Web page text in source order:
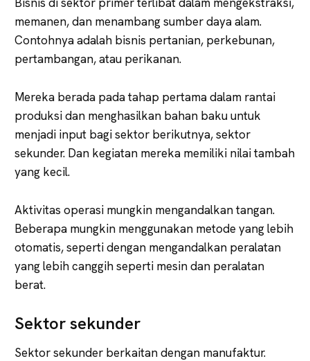
memanen, dan menambang sumber daya alam.
Contohnya adalah bisnis pertanian, perkebunan,
pertambangan, atau perikanan.
Mereka berada pada tahap pertama dalam rantai
produksi dan menghasilkan bahan baku untuk
menjadi input bagi sektor berikutnya, sektor
sekunder. Dan kegiatan mereka memiliki nilai tambah
yang kecil.
Aktivitas operasi mungkin mengandalkan tangan.
Beberapa mungkin menggunakan metode yang lebih
otomatis, seperti dengan mengandalkan peralatan
yang lebih canggih seperti mesin dan peralatan
berat.
Sektor sekunder
Sektor sekunder berkaitan dengan manufaktur.